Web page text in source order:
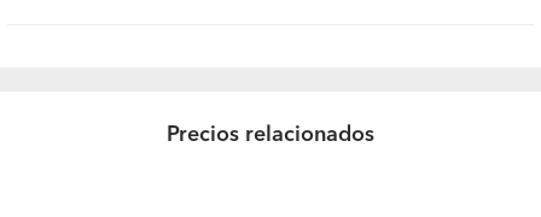
Precios relacionados